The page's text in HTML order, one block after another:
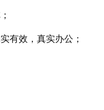
有效，真实办公；